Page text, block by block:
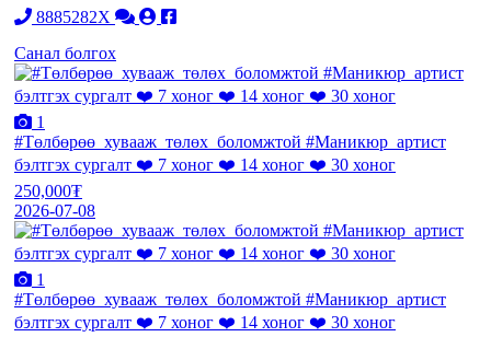
8885282X
Санал болгох
1
#Төлбөрөө_хувааж_төлөх_боломжтой #Маникюр_артист
бэлтгэх сургалт ❤️ 7 хоног ❤️ 14 хоног ❤️ 30 хоног
250,000₮
2026-07-08
1
#Төлбөрөө_хувааж_төлөх_боломжтой #Маникюр_артист
бэлтгэх сургалт ❤️ 7 хоног ❤️ 14 хоног ❤️ 30 хоног